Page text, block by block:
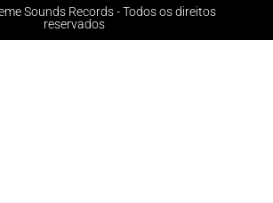
Sounds Records - Todos os direitos
reservados